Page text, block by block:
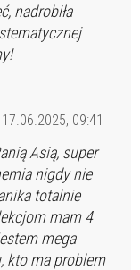
nadrobiła
17.06.2025, 09:41
Asią, super
nigdy nie
totalnie
mam 4
mega
kto ma problem